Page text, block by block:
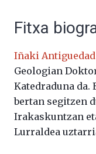
Fitxa
Iñaki
Geologian
Katedraduna da.
bertan segitzen
Irakaskuntzan
Lurraldea